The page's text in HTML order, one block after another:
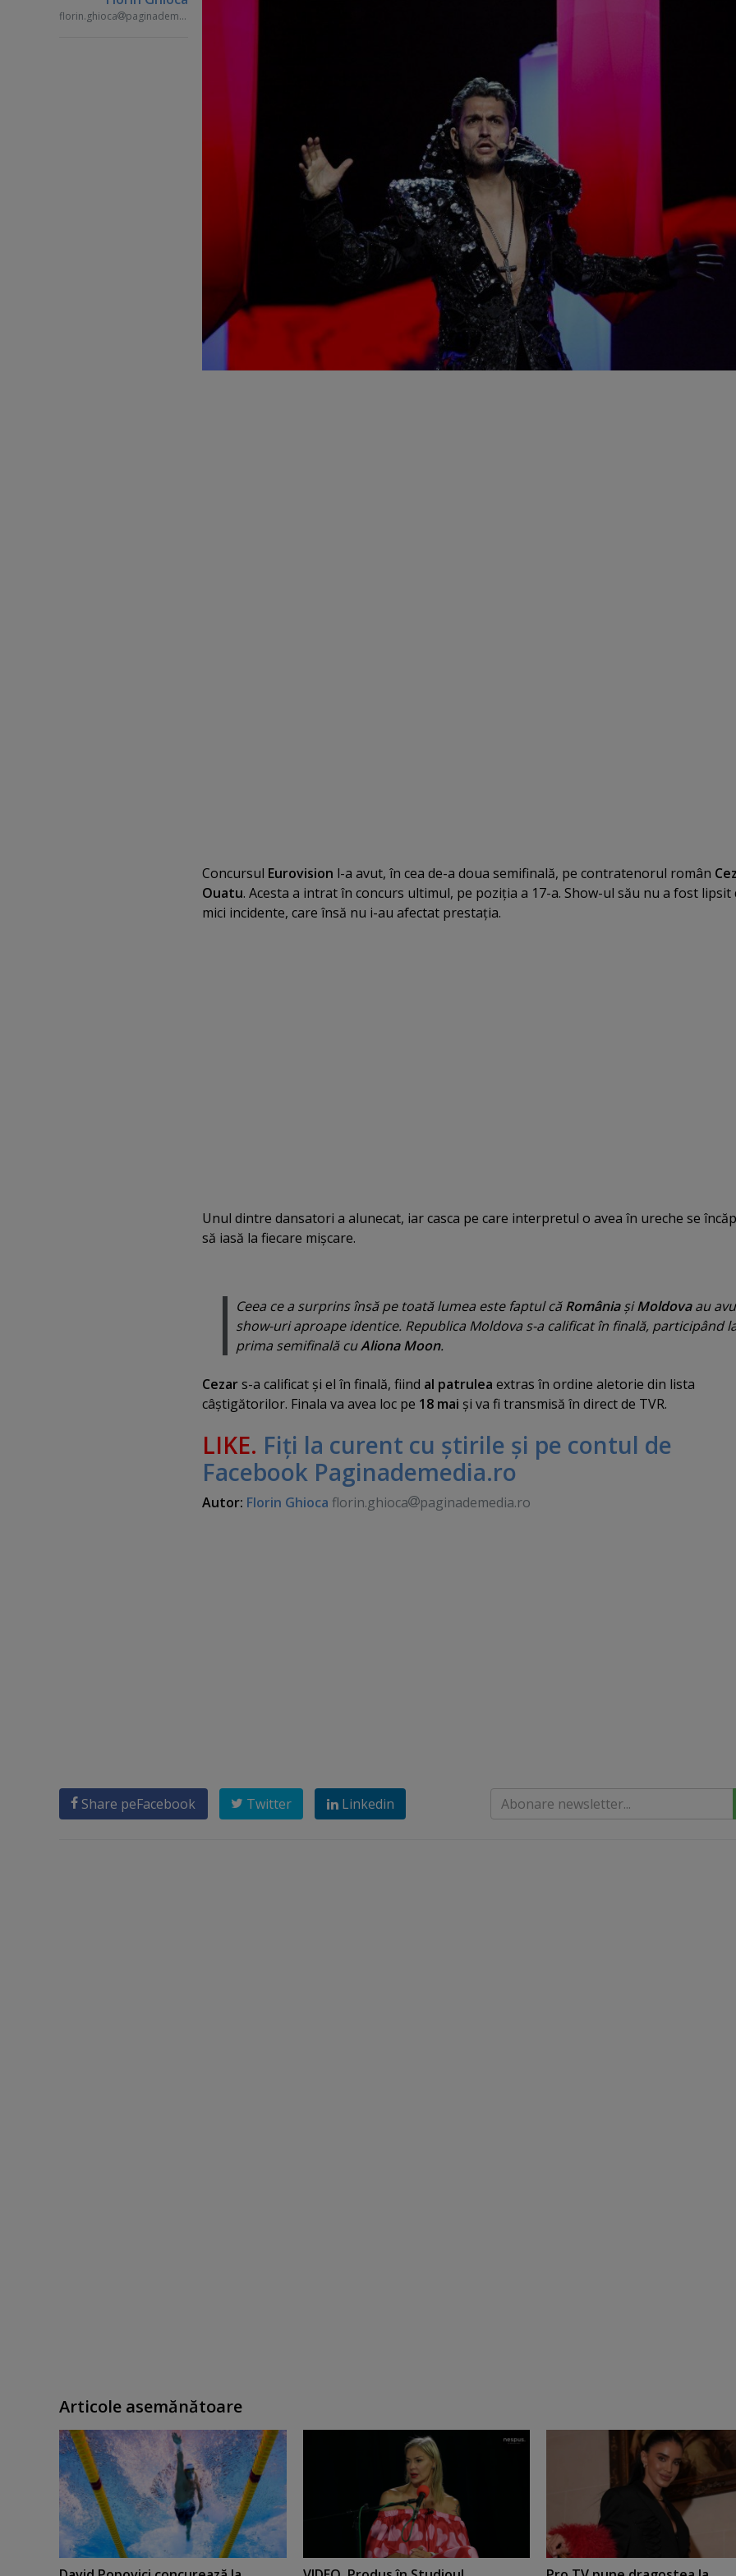
florin.ghioca paginademedia.ro
Concursul Eurovision l-a avut, în cea de-a doua semifinală, pe contratenorul român
Ouatu. Acesta a intrat în concurs ultimul, pe poziţia a 17-a. Show-ul său nu a fost lipsit
mici incidente, care însă nu i-au afectat prestaţia.
Unul dintre dansatori a alunecat, iar casca pe care interpretul o avea în ureche se
să iasă la fiecare mişcare.
Ceea ce a surprins însă pe toată lumea este faptul căRomâniaşiMoldovaau
show-uri aproape identice. Republica Moldova s-a calificat în finală, participând
prima semifinală cuAliona Moon.
Cezars-a calificat şi el în finală, fiind al patrulea extras în ordine aletorie din lista
câştigătorilor. Finala va avea loc pe 18 mai şi va fi transmisă în direct de TVR.
LIKE. Fiţi la curent cu ştirile şi pe contul de
Facebook Paginademedia.ro
Autor: Florin Ghioca florin.ghioca paginademedia.ro
Share peFacebook Twitter Linkedin
Articole asemănătoare